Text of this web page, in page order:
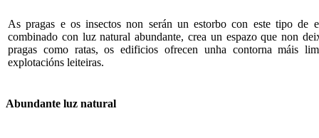
As pragas e os insectos non serán un estorbo con este tipo de
combinado con luz natural abundante, crea un espazo que non
pragas como ratas, os edificios ofrecen unha contorna máis
explotacións leiteiras.
Abundante luz natural